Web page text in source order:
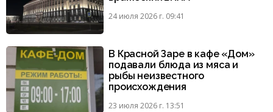
24 июля 2026 г. 09:41
В Красной Заре в кафе «Дом»
подавали блюда из мяса и
рыбы неизвестного
происхождения
23 июля 2026 г. 13:51